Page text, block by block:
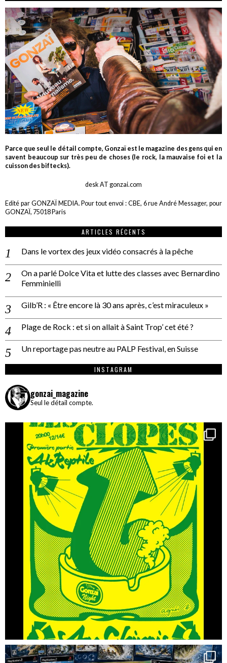
Parce que seul le détail compte, Gonzaï est le magazine des gens qui en
savent beaucoup sur très peu de choses (le rock, la mauvaise foi et la
cuisson des biftecks).
desk AT gonzai.com
Edité par GONZAÏ MEDIA. Pour tout envoi : CBE, 6 rue André Messager, pour
GONZAÏ, 75018 Paris
ARTICLES RÉCENTS
Dans le vortex des jeux vidéo consacrés à la pêche
On a parlé Dolce Vita et lutte des classes avec Bernardino
Femminielli
Gilb’R : « Être encore là 30 ans après, c’est miraculeux »
Plage de Rock : et si on allait à Saint Trop’ cet été ?
Un reportage pas neutre au PALP Festival, en Suisse
INSTAGRAM
gonzai_magazine
Seul le détail compte.